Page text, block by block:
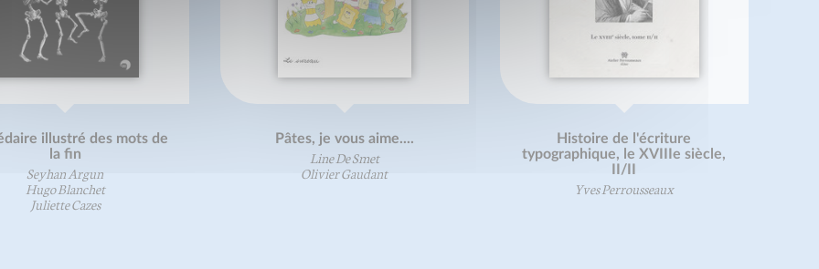
illustré des mots de
la fin
Seyhan Argun
Hugo Blanchet
Juliette Cazes
Pâtes, je vous aime....
Line De Smet
Olivier Gaudant
Histoire de l'écriture
typographique, le XVIIIe siècle,
II/II
Yves Perrousseaux